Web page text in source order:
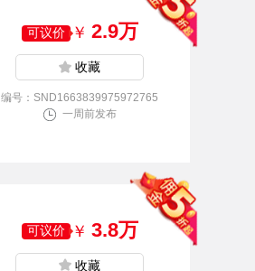
以￥250000.00买
华北地区，类目开通：箱包皮具，热销女包，男包...
以￥350000.00买
华东地区，类目开通：化妆品，美容护肤，美妆工具...
以￥100000.00买
可议价 ￥ 2.9万
收藏
编号：SND1663839975972765
一周前发布
可议价 ￥ 3.8万
收藏